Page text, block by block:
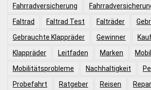
Fahrradversicherung
Faltrad
Faltrad Test Falträder
Gebrauchte Klappräder
Gewinner
Klappräder
Leitfaden Marken
Mobilitätsprobleme
Nachhaltigkeit
Probefahrt
Ratgeber Reisen